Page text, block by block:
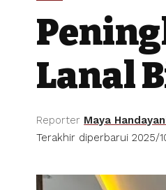
Lanal
Terakhir diperbarui 2025/
Reporter Maya